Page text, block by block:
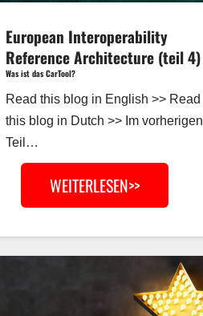
European Interoperability
Reference Architecture (teil 4)
Was ist das CarTool?
Read this blog in English >> Read
this blog in Dutch >> Im vorherigen
Teil…
WEITERLESEN>>